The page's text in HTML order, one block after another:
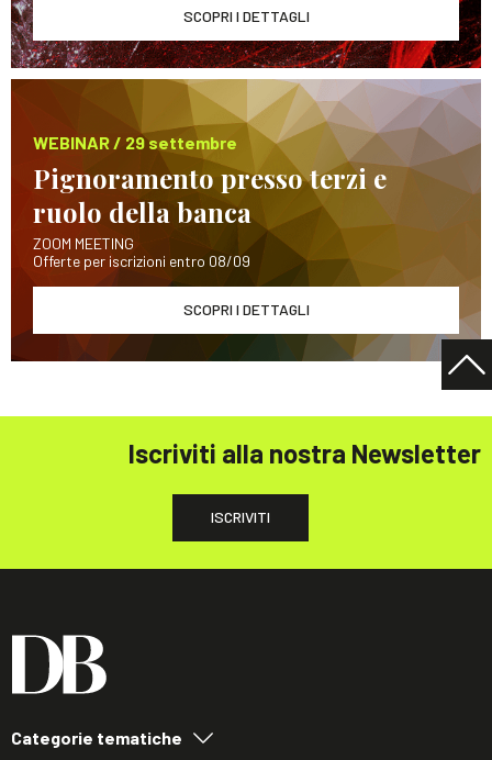
SCOPRI I DETTAGLI
WEBINAR / 29 settembre
Pignoramento presso terzi e
ruolo della banca
ZOOM MEETING
Offerte per iscrizioni entro 08/09
SCOPRI I DETTAGLI
Iscriviti alla nostra Newsletter
ISCRIVITI
Categorie tematiche